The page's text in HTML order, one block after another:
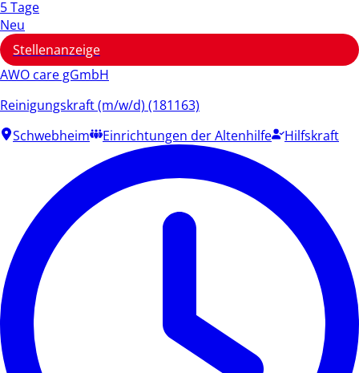
5 Tage
Neu
Stellenanzeige
AWO care gGmbH
Reinigungskraft (m/w/d) (181163)
Schwebheim
Einrichtungen der Altenhilfe Hilfskraft